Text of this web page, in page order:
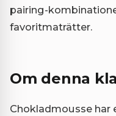
pairing-
favoritmaträtter.
Om denna
Chokladmousse har